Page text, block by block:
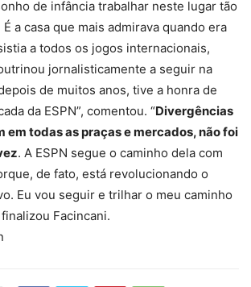
de infância trabalhar neste lugar tão
a casa que mais admirava quando era
a todos os jogos internacionais,
jornalisticamente a seguir na
de muitos anos, tive a honra de
da ESPN”, comentou. “Divergências
em todas as praças e mercados, não foi
. A ESPN segue o caminho dela com
de fato, está revolucionando o
Eu vou seguir e trilhar o meu caminho
Facincani.